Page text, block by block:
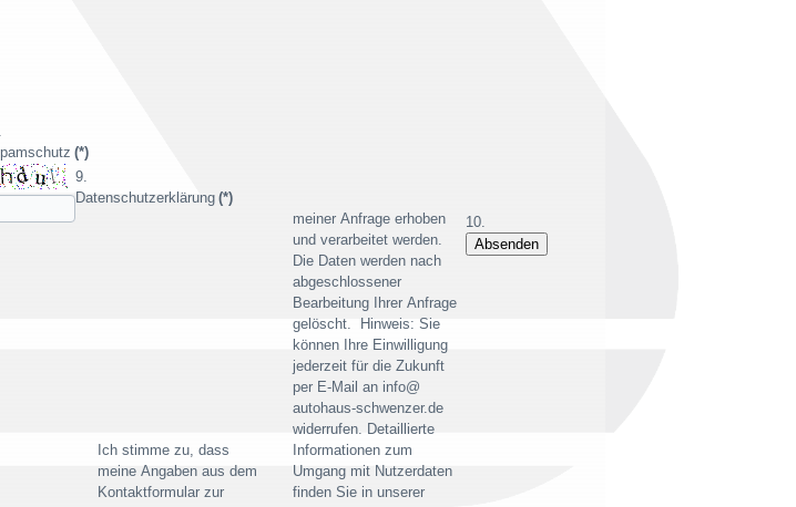
(*)
Datenschutzerklärung (*)
Ich stimme zu, dass
meine Angaben aus dem
Kontaktformular zur
meiner Anfrage erhoben
und verarbeitet werden.
Die Daten werden nach
abgeschlossener
Bearbeitung Ihrer Anfrage
gelöscht. Hinweis: Sie
können Ihre Einwilligung
jederzeit für die Zukunft
per E-Mail an info@
autohaus-schwenzer.de
widerrufen. Detaillierte
Informationen zum
Umgang mit Nutzerdaten
finden Sie in unserer